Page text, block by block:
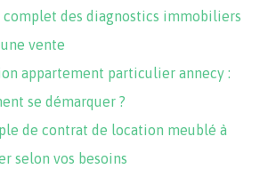
complet des diagnostics immobiliers
vente
appartement particulier annecy :
se démarquer ?
de contrat de location meublé à
selon vos besoins